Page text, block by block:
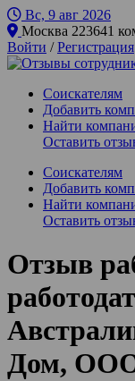
Вс, 9 авг 2026
Москва
Войти /Регистрация
Соискателям
Добавить
Найти
Оставить
Соискателям
Добавить
Найти
Оставить
Отзыв
Дом,